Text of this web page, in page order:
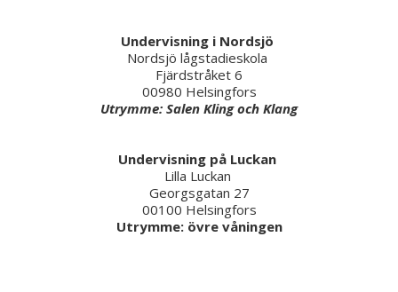
Undervisning i Nordsjö
Nordsjö lågstadieskola
Fjärdstråket 6
00980 Helsingfors
Utrymme: Salen Kling och Klang
Undervisning på Luckan
Lilla Luckan
Georgsgatan 27
00100 Helsingfors
Utrymme: övre våningen